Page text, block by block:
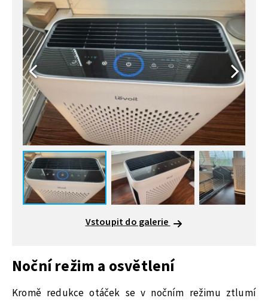
Vstoupit do galerie
Noční režim a osvětlení
Kromě redukce otáček se v nočním režimu ztlumí